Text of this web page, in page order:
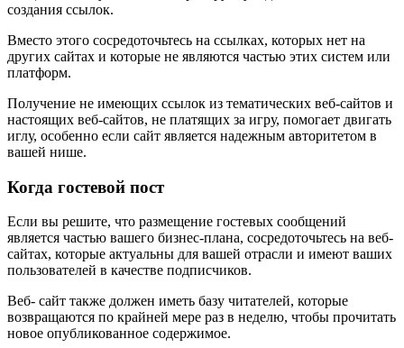
создания ссылок.
Вместо этого сосредоточьтесь на ссылках, которых нет на
других сайтах и ​​которые не являются частью этих систем или
платформ.
Получение не имеющих ссылок из тематических веб-сайтов и
настоящих веб-сайтов, не платящих за игру, помогает двигать
иглу, особенно если сайт является надежным авторитетом в
вашей нише.
Когда гостевой пост
Если вы решите, что размещение гостевых сообщений
является частью вашего бизнес-плана, сосредоточьтесь на веб-
сайтах, которые актуальны для вашей отрасли и имеют ваших
пользователей в качестве подписчиков.
Веб- сайт также должен иметь базу читателей, которые
возвращаются по крайней мере раз в неделю, чтобы прочитать
новое опубликованное содержимое.